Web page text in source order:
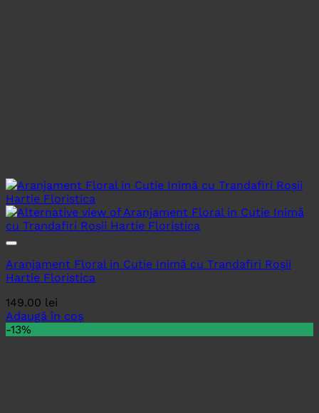
Aranjament Floral in Cutie Inimă cu Trandafiri Roșii
Hartie Floristica
149.00 lei
Adaugă în coș
-13%